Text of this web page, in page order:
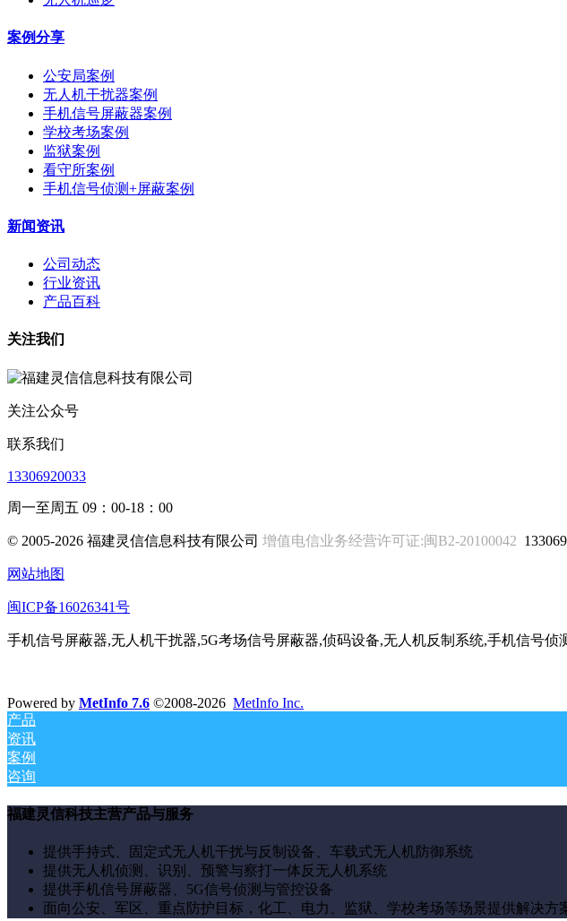
案例分享
公安局案例
无人机干扰器案例
手机信号屏蔽器案例
学校考场案例
监狱案例
看守所案例
手机信号侦测+屏蔽案例
新闻资讯
公司动态
行业资讯
产品百科
关注我们
关注公众号
联系我们
13306920033
周一至周五 09：00-18：00
© 2005-2026 福建灵信信息科技有限公司 增值电信业务经营许可证:闽B2-20100042
网站地图
闽ICP备16026341号
手机信号屏蔽器,无人机干扰器,5G考场信号屏蔽器,侦码设备,无人机反制系统,手机信号
Powered by MetInfo 7.6 ©2008-2026 MetInfo Inc.
产品
资讯
案例
咨询
福建灵信科技主营产品与服务
提供手持式、固定式无人机干扰与反制设备、车载式无人机防御系统
提供无人机侦测、识别、预警与察打一体反无人机系统
提供手机信号屏蔽器、5G信号侦测与管控设备
面向公安、军区、重点防护目标，化工、电力、监狱、学校考场等场景提供解决方